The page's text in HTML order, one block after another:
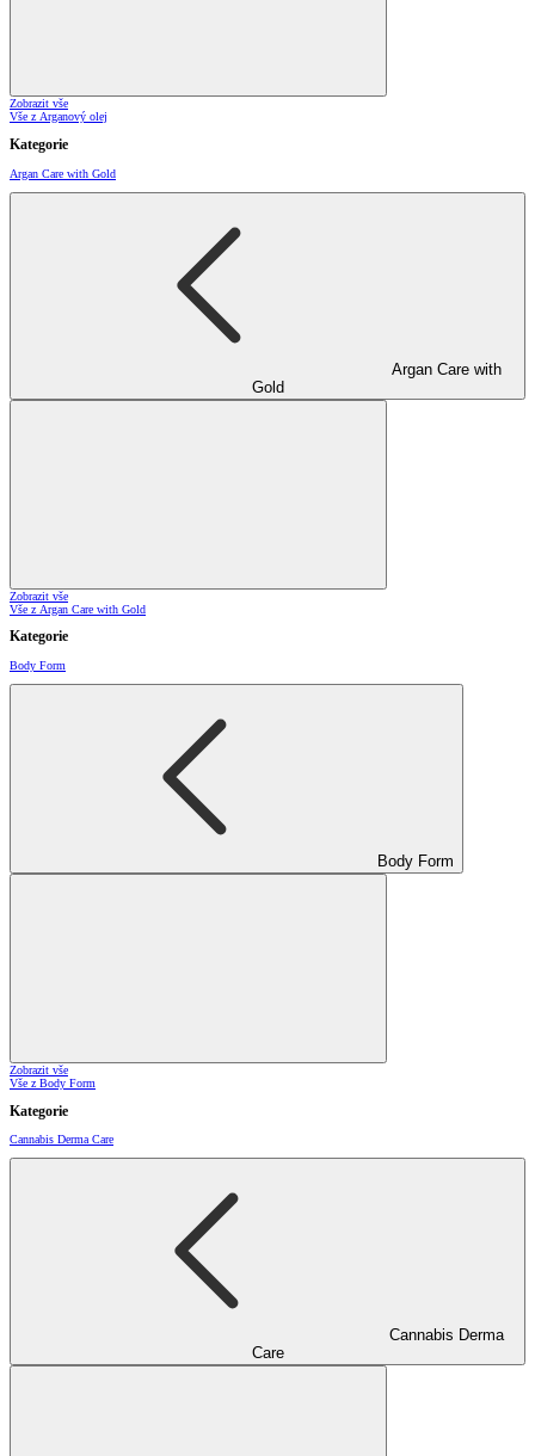
Zobrazit vše
Vše z Arganový olej
Kategorie
Argan Care with Gold
Argan Care with
Gold
Zobrazit vše
Vše z Argan Care with Gold
Kategorie
Body Form
Body Form
Zobrazit vše
Vše z Body Form
Kategorie
Cannabis Derma Care
Cannabis Derma
Care